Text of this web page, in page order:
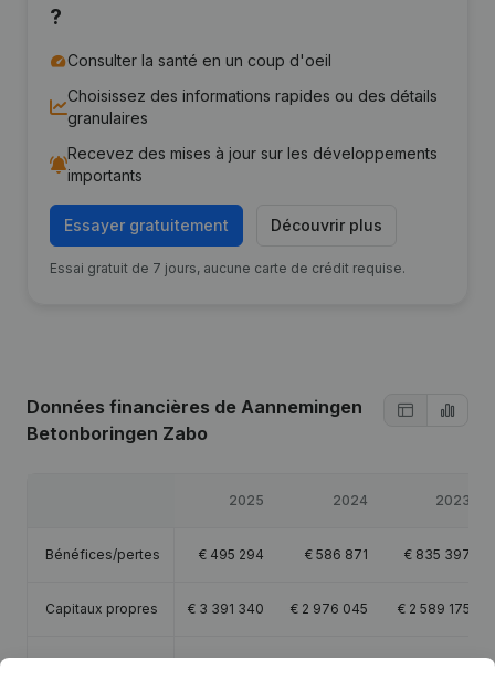
?
Consulter la santé en un coup d'oeil
Choisissez des informations rapides ou des détails
granulaires
Recevez des mises à jour sur les développements
importants
Essayer gratuitement Découvrir plus
Essai gratuit de 7 jours, aucune carte de crédit requise.
Données financières de Aannemingen
Betonboringen Zabo
2025 2024 2023
Bénéfices/pertes € 495 294 € 586 871 € 835 397
Capitaux propres € 3 391 340 € 2 976 045 € 2 589 175
Marge brute €3 335 554 €3 133 030 €3 355 593